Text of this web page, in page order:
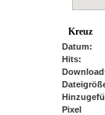
Kreuz
Datum:
Hits:
Pixel